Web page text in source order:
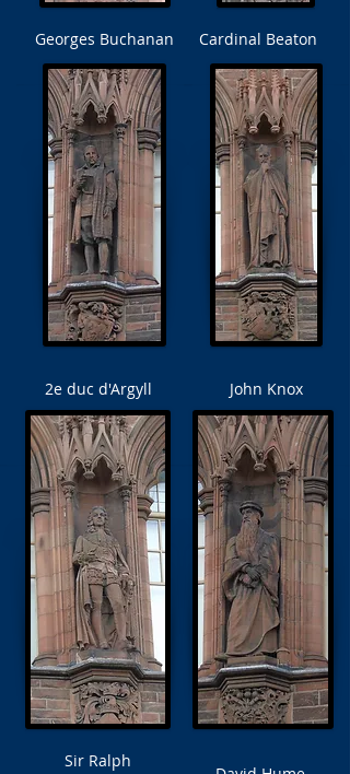
Georges Buchanan Cardinal Beaton
2e duc d'Argyll
Sir Ralph
John Knox